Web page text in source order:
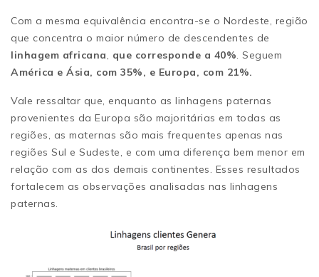
Com a mesma equivalência encontra-se o Nordeste, região
que concentra o maior número de descendentes de
linhagem africana, que corresponde a 40%. Seguem
América e Ásia, com 35%, e Europa, com 21%.
Vale ressaltar que, enquanto as linhagens paternas
provenientes da Europa são majoritárias em todas as
regiões, as maternas são mais frequentes apenas nas
regiões Sul e Sudeste, e com uma diferença bem menor em
relação com as dos demais continentes. Esses resultados
fortalecem as observações analisadas nas linhagens
paternas.